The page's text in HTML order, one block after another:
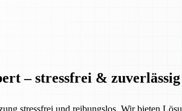
– stressfrei & zuverlässig
stressfrei und reibungslos. Wir bieten